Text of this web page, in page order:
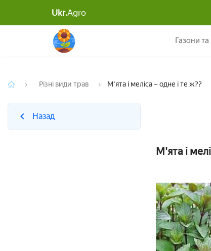
Ukr.Agro
Газони
Назад
Різні види трав М'ята і меліса – одне і те ж??
Назад
М'ята і